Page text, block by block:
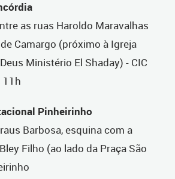
as ruas Haroldo Maravalhas
Camargo (próximo à Igreja
Ministério El Shaday) - CIC
11h
Pinheirinho
Barbosa, esquina com a
Filho (ao lado da Praça São